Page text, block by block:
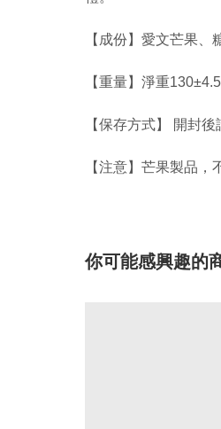
【成份】愛文芒果、
【重量】淨重
【保存方式】 開封
【注意】芒果製品，
你可能感興趣的